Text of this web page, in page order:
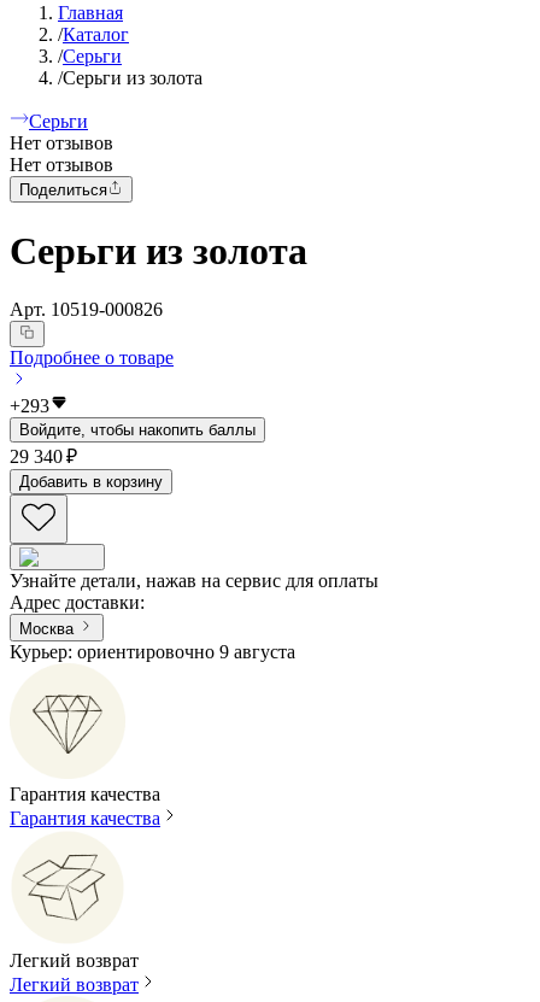
Главная
/Каталог
/Серьги
/Серьги из золота
Серьги
Нет отзывов
Нет отзывов
Поделиться
Серьги из золота
Арт. 10519-000826
Подробнее о товаре
+293
Войдите, чтобы накопить баллы
29 340 ₽
Добавить в корзину
Узнайте детали, нажав на сервис для оплаты
Адрес доставки:
Москва
Курьер: ориентировочно 9 августа
Гарантия качества
Гарантия качества
Легкий возврат
Легкий возврат